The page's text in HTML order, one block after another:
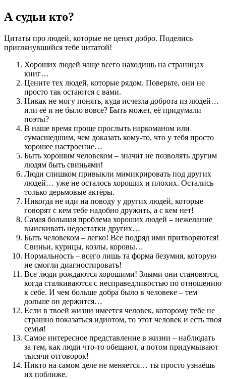
А судьи кто?
Цитаты про людей, которые не ценят добро. Поделись
приглянувшийся тебе цитатой!
Хороших людей чаще всего находишь на страницах
книг…
Цените тех людей, которые рядом. Поверьте, они не
просто так остаются с вами.
Никак не могу понять, куда исчезла доброта из людей…
или её и не было вовсе? Быть может, её придумали
поэты?
В наше время проще прослыть наркоманом или
сумасшедшим, чем доказать кому-то, что у тебя просто
хорошее настроение…
Быть хорошим человеком – значит не позволять другим
людям быть свиньями!
Люди слишком привыкли мимикрировать под других
людей… уже не осталось хороших и плохих. Остались
только дерьмовые актёры.
Никогда не иди на поводу у других людей, которые
говорят с кем тебе надобно дружить, а с кем нет!
Самая большая проблема хороших людей – нежелание
выискивать недостатки других…
Быть человеком – легко! Все подряд ими притворяются!
Свиньи, курицы, козлы, коровы…
Нормальность – всего лишь та форма безумия, которую
не смогли диагностировать!
Все люди рождаются хорошими! Злыми они становятся,
когда сталкиваются с несправедливостью по отношению
к себе. И чем больше добра было в человеке – тем
дольше он держится…
Если в твоей жизни имеется человек, которому тебе не
страшно показаться идиотом, то этот человек и есть твоя
семья!
Самое интересное представление в жизни – наблюдать
за тем, как люди что-то обещают, а потом придумывают
тысячи отговорок!
Никто на самом деле не меняется… ты просто узнаёшь
их поближе.